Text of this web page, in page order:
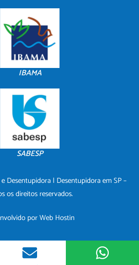
IBAMA
SABESP
Desentupidora | Desentupidora em SP –
os direitos reservados.
porWeb Hostin